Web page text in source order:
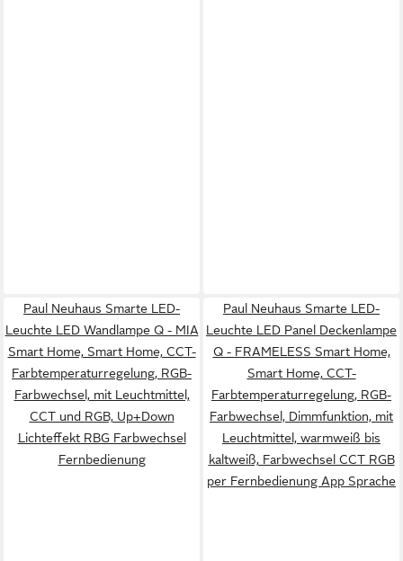
Paul Neuhaus Smarte LED-
Leuchte LED Wandlampe Q - MIA
Smart Home, Smart Home, CCT-
Farbtemperaturregelung, RGB-
Farbwechsel, mit Leuchtmittel,
CCT und RGB, Up+Down
Lichteffekt RBG Farbwechsel
Fernbedienung
Paul Neuhaus Smarte LED-
Leuchte LED Panel Deckenlampe
Q - FRAMELESS Smart Home,
Smart Home, CCT-
Farbtemperaturregelung, RGB-
Farbwechsel, Dimmfunktion, mit
Leuchtmittel, warmweiß bis
kaltweiß, Farbwechsel CCT RGB
per Fernbedienung App Sprache